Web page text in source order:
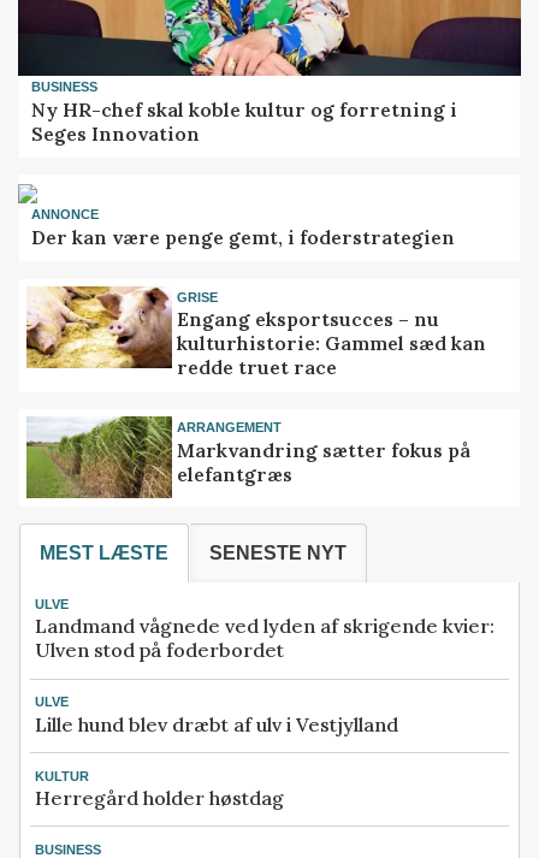
BUSINESS
Ny HR-chef skal koble kultur og forretning i
Seges Innovation
ANNONCE
Der kan være penge gemt, i foderstrategien
GRISE
Engang eksportsucces – nu
kulturhistorie: Gammel sæd kan
redde truet race
ARRANGEMENT
Markvandring sætter fokus på
elefantgræs
MEST LÆSTE SENESTE NYT
ULVE
Landmand vågnede ved lyden af skrigende kvier:
Ulven stod på foderbordet
ULVE
Lille hund blev dræbt af ulv i Vestjylland
KULTUR
Herregård holder høstdag
BUSINESS